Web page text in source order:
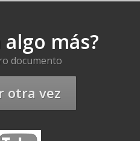
más?
documento
otra vez